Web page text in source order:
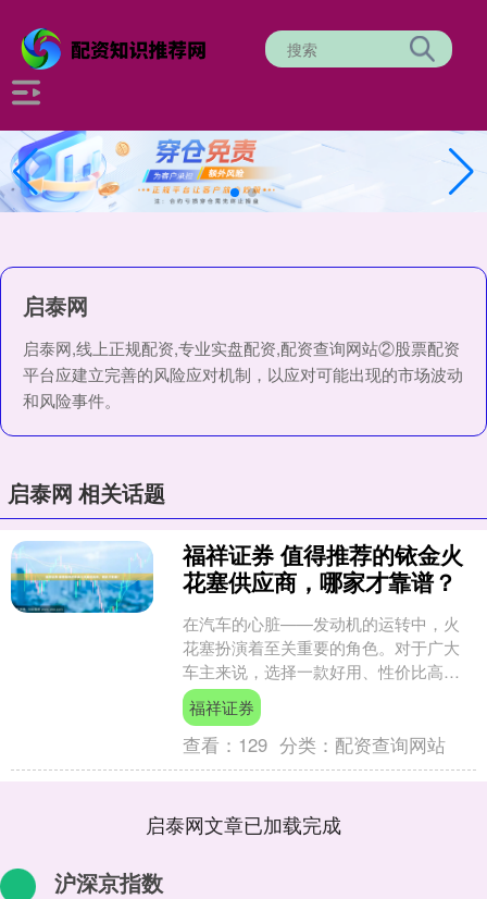
启泰网
启泰网,线上正规配资,专业实盘配资,配资查询网站②股票配资
平台应建立完善的风险应对机制，以应对可能出现的市场波动
和风险事件。
启泰网 相关话题
福祥证券 值得推荐的铱金火
花塞供应商，哪家才靠谱？
在汽车的心脏——发动机的运转中，火
花塞扮演着至关重要的角色。对于广大
车主来说，选择一款好用、性价比高的
火花塞是提升驾驶体验、降低用车成本
的关键。而铱金火花塞，因....
福祥证券
查看： 129 分类： 配资查询网站
启泰网文章已加载完成
沪深京指数